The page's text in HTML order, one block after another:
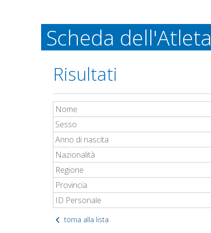
Scheda dell'Atleta
Risultati
Nome
Sesso
Anno di nascita
Nazionalità
Regione
Provincia
ID Personale
torna alla lista